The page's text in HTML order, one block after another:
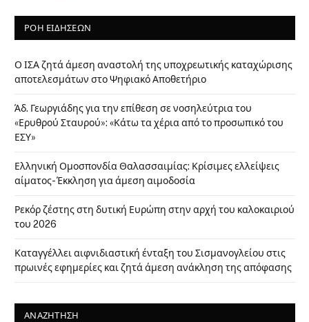
ΡΟΗ ΕΙΔΗΣΕΩΝ
Ο ΙΣΑ ζητά άμεση αναστολή της υποχρεωτικής καταχώρισης
αποτελεσμάτων στο Ψηφιακό Αποθετήριο
Άδ. Γεωργιάδης για την επίθεση σε νοσηλεύτρια του
«Ερυθρού Σταυρού»: «Κάτω τα χέρια από το προσωπικό του
ΕΣΥ»
Ελληνική Ομοσπονδία Θαλασσαιμίας: Κρίσιμες ελλείψεις
αίματος- Έκκληση για άμεση αιμοδοσία
Ρεκόρ ζέστης στη δυτική Ευρώπη στην αρχή του καλοκαιριού
του 2026
Καταγγέλλει αιφνιδιαστική ένταξη του Σισμανογλείου στις
πρωινές εφημερίες και ζητά άμεση ανάκληση της απόφασης
ΑΝΑΖΗΤΗΣΗ